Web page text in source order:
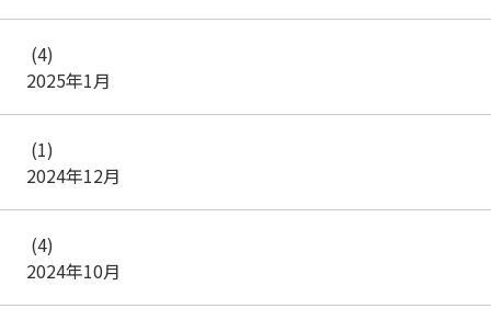
2025年1月
(4)
2024年12月
(1)
2024年10月
(4)